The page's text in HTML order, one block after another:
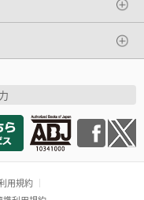
用規約